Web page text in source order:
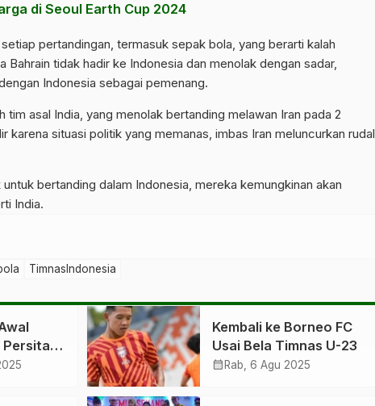
di Seoul Earth Cup 2024
pertandingan, termasuk sepak bola, yang berarti kalah
Bahrain tidak hadir ke Indonesia dan menolak dengan sadar,
Indonesia sebagai pemenang.
tim asal India, yang menolak bertanding melawan Iran pada 2
karena situasi politik yang memanas, imbas Iran meluncurkan rudal
bertanding dalam Indonesia, mereka kemungkinan akan
India.
TimnasIndonesia
di
Kembali ke Borneo FC
Usai Bela Timnas U-23
calendar_month Rab, 6 Agu 2025